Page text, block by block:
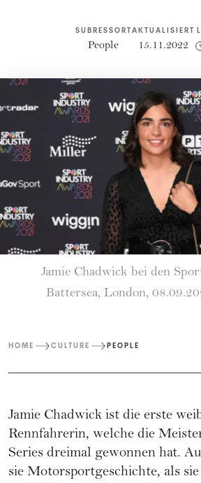
SUBRESSORT
People
AKTUALISIERT
15.11.2022
Jamie Chadwick bei den
Battersea, London,
HOME CULTURE PEOPLE
Jamie Chadwick ist die erste
Rennfahrerin, welche die
Series dreimal gewonnen hat.
sie Motorsportgeschichte, als